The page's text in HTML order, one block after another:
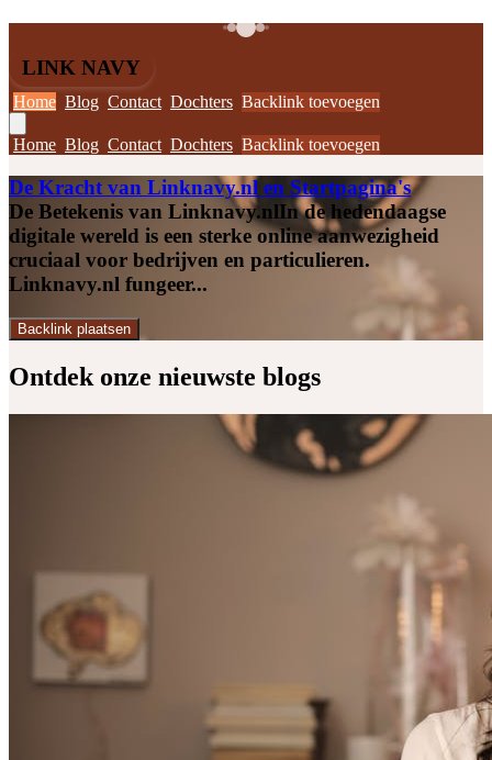
LINK NAVY
Home Blog Contact Dochters Backlink toevoegen
Home Blog Contact Dochters Backlink toevoegen
De Kracht van Linknavy.nl en Startpagina's
De Betekenis van Linknavy.nlIn de hedendaagse
digitale wereld is een sterke online aanwezigheid
cruciaal voor bedrijven en particulieren.
Linknavy.nl fungeer...
Backlink plaatsen
Ontdek onze nieuwste blogs